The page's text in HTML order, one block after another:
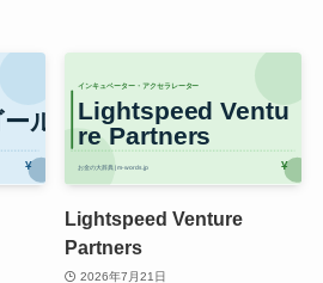
Lightspeed Venture
Partners
2026年7月21日